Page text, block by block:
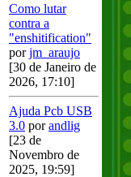
Como lutar
contra a
"enshitification"
porjm_araujo
[30 de Janeiro de
2026, 17:10]
Ajuda Pcb USB
3.0 porandlig
[23 de
Novembro de
2025, 19:59]